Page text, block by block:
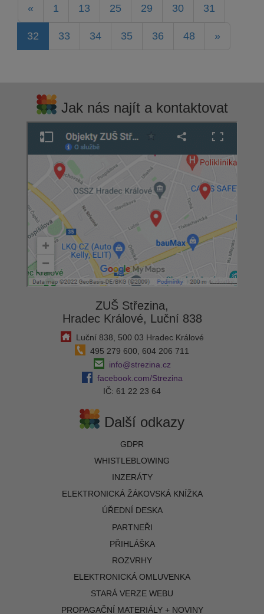
« 1 13 25 29 30 31
32 (current)
33 34 35 36 48 »
Jak nás najít a kontaktovat
ZUŠ Střezina,
Hradec Králové, Luční 838
Luční 838, 500 03 Hradec Králové
495 279 600, 604 206 711
info@strezina.cz
facebook.com/Strezina
IČ: 61 22 23 64
Další odkazy
GDPR
WHISTLEBLOWING
INZERÁTY
ELEKTRONICKÁ ŽÁKOVSKÁ KNÍŽKA
ÚŘEDNÍ DESKA
PARTNEŘI
PŘIHLÁŠKA
ROZVRHY
ELEKTRONICKÁ OMLUVENKA
STARÁ VERZE WEBU
PROPAGAČNÍ MATERIÁLY + NOVINY